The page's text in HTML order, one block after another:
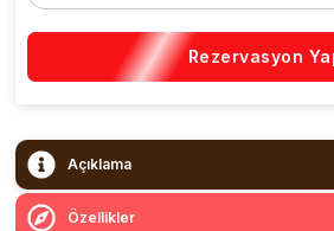
Rezervasyon
Açıklama
Özellikler